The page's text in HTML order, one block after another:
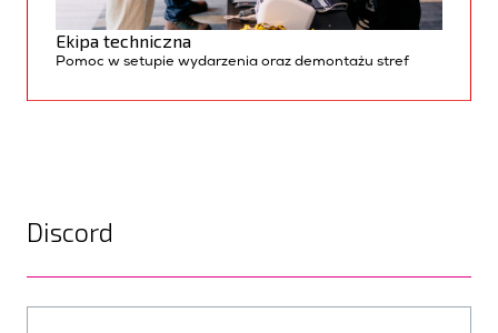
Ekipa techniczna
Pomoc w setupie wydarzenia oraz demontażu stref
Discord